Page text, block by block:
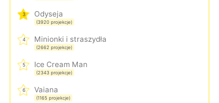
3 Odyseja
(3920 projekcje)
4 Minionki i straszydła
(2662 projekcje)
5 Ice Cream Man
(2343 projekcje)
6 Vaiana
(1165 projekcje)